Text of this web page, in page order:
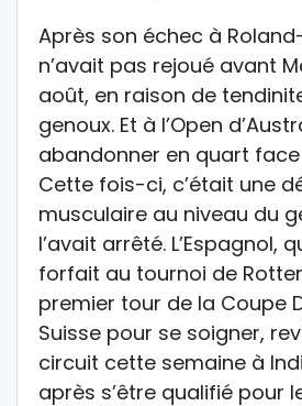
Après son échec à
n’avait pas rejoué avant
août, en raison de
genoux. Et à l’Open
abandonner en quart face
Cette fois-ci, c’était une
musculaire au niveau du
l’avait arrêté. L’Espagnol,
forfait au tournoi de
premier tour de la Coupe
Suisse pour se soigner,
circuit cette semaine à
après s’être qualifié pour